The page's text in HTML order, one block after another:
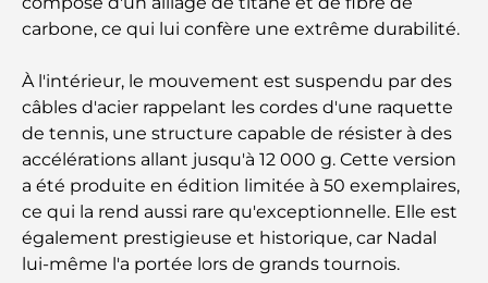
Résidences en bord de mer à Dubaï : le luxe au
Les meilleures banques de Dubaï pour les
expatriés : un guide bancaire complet
Le pays le plus cher du monde : un classement
mondial des coûts
Les meilleurs restaurants de steak à Dubaï : un
carbone, ce qui lui confère une extrême durabilité.
À l'intérieur, le mouvement est suspendu par des
câbles d'acier rappelant les cordes d'une raquette
de tennis, une structure capable de résister à des
accélérations allant jusqu'à 12 000 g. Cette version
a été produite en édition limitée à 50 exemplaires,
ce qui la rend aussi rare qu'exceptionnelle. Elle est
également prestigieuse et historique, car Nadal
lui-même l'a portée lors de grands tournois.